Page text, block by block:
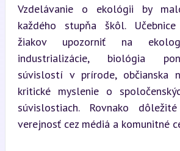
Vzdelávanie o ekológii by
každého stupňa škôl.
žiakov upozorniť na
industrializácie, biológia
súvislostí v prírode, občianska
kritické myslenie o
súvislostiach. Rovnako
verejnosť cez médiá a komunitné